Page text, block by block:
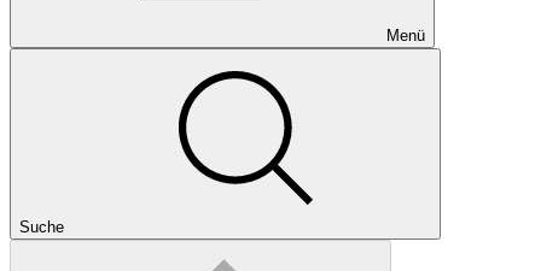
Menü
Suche